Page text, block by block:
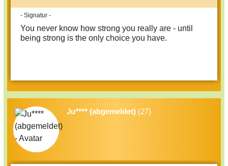
- Signatur -
You never know how strong you really are - until
being strong is the only choice you have.
Ju**** (abgemeldet) (27)